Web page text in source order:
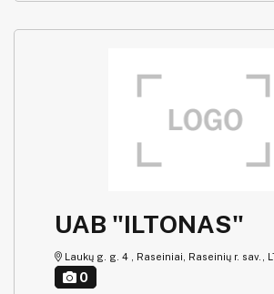
UAB "ILTONAS"
Laukų g. g. 4 , Raseiniai, Raseinių r. sav.,
0